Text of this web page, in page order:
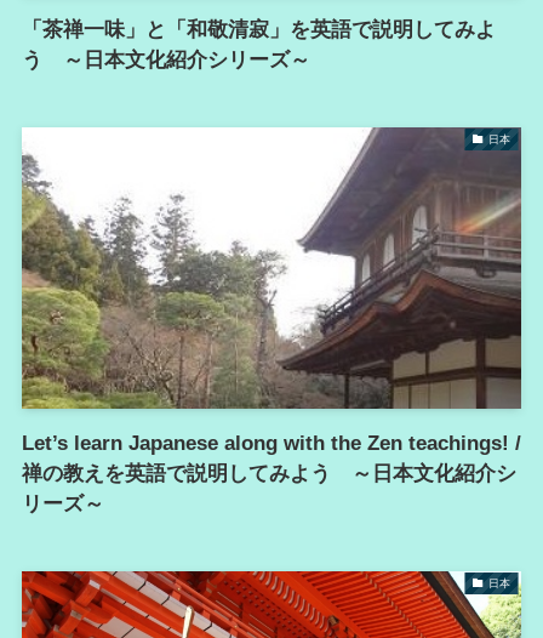
「茶禅一味」と「和敬清寂」を英語で説明してみよ
う ～日本文化紹介シリーズ～
日本
Let’s learn Japanese along with the Zen teachings! /
禅の教えを英語で説明してみよう ～日本文化紹介シ
リーズ～
日本